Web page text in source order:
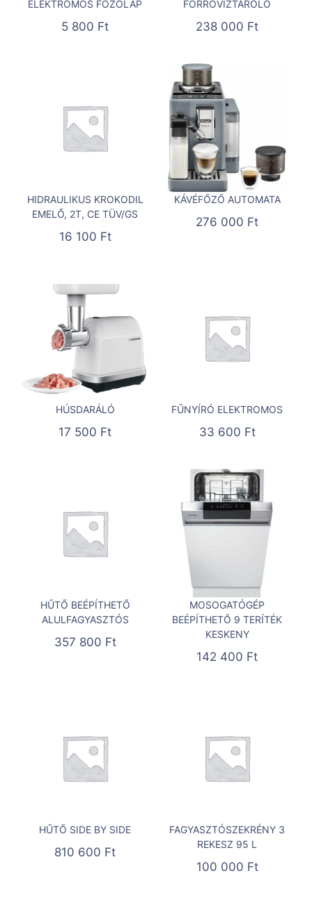
ELEKTROMOS FŐZŐLAP
5 800 Ft
FORRÓVÍZTÁROLÓ
238 000 Ft
HIDRAULIKUS KROKODIL
EMELŐ, 2T, CE TÜV/GS
16 100 Ft
KÁVÉFŐZŐ AUTOMATA
276 000 Ft
HÚSDARÁLÓ
17 500 Ft
FŰNYÍRÓ ELEKTROMOS
33 600 Ft
HŰTŐ BEÉPÍTHETŐ
ALULFAGYASZTÓS
357 800 Ft
MOSOGATÓGÉP
BEÉPÍTHETŐ 9 TERÍTÉK
KESKENY
142 400 Ft
HŰTŐ SIDE BY SIDE
810 600 Ft
FAGYASZTÓSZEKRÉNY 3
REKESZ 95 L
100 000 Ft